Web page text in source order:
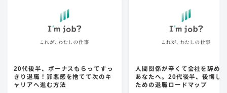
20代後半、ボーナスもらってすっ
きり退職！罪悪感を捨てて次のキ
ャリアへ進む方法
人間関係が辛くて会社を辞め
あなたへ。20代後半、後悔し
ための退職ロードマップ